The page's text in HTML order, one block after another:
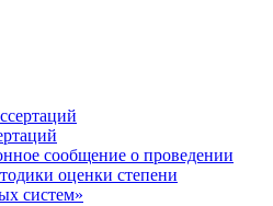
сообщение о проведении
оценки степени
систем»